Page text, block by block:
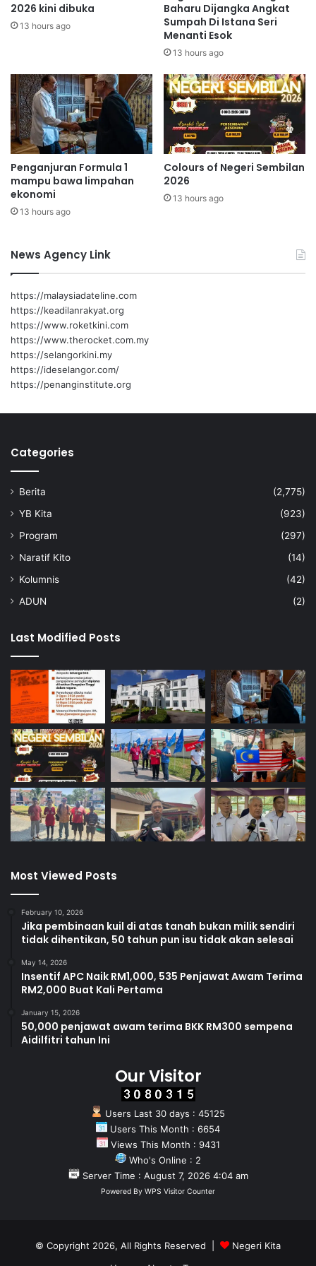
P
D
e
s
a
i
s
e
c
a
r
a
i
k
g
s
e
n
a
s
a
m
b
u
t
a
a
r
R
a
y
a
2026 kini dibuka
13 hours ago
Baharu Dijangka Angkat
Sumpah Di Istana Seri
Menanti Esok
13 hours ago
Penganjuran Formula 1
mampu bawa limpahan
ekonomi
13 hours ago
Colours of Negeri Sembilan
2026
13 hours ago
News Agency Link
https://malaysiadateline.com
https://keadilanrakyat.org
https://www.roketkini.com
https://www.therocket.com.my
https://selangorkini.my
https://ideselangor.com/
https://penanginstitute.org
Categories
Berita
(2,775)
YB Kita
(923)
Program
(297)
Naratif Kito
(14)
Kolumnis
(42)
ADUN
(2)
Last Modified Posts
Most Viewed Posts
February 10, 2026
Jika pembinaan kuil di atas tanah bukan milik sendiri
tidak dihentikan, 50 tahun pun isu tidak akan selesai
May 14, 2026
Insentif APC Naik RM1,000, 535 Penjawat Awam Terima
RM2,000 Buat Kali Pertama
January 15, 2026
50,000 penjawat awam terima BKK RM300 sempena
Aidilfitri tahun Ini
Our Visitor
Users Last 30 days : 45125
Users This Month : 6654
Views This Month : 9431
Who's Online : 2
Server Time : August 7, 2026 4:04 am
Powered By WPS Visitor Counter
© Copyright 2026, All Rights Reserved |
Negeri Kita